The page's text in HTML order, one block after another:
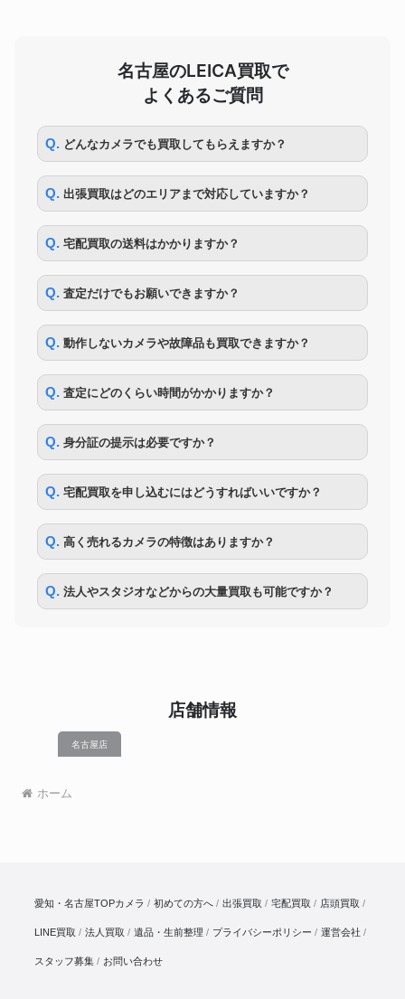
APOCHROMAT ボーグ125 屈
折望遠鏡 TELE VUE 7mm
NAGLER ASTRO 7×50 8°
Nikon 191,000円
コンタックス
Contax コンタックス
二眼レフ
167,000円
ズノー 347,000円
OLYMPUS オリンパス
大量まとめて デジタルカメラ
Canon・SONY・Nikon・
Panasonic・FUJIFILMなど
SONY α7RⅤ ILCE-7RM5 ソ
ニー
一眼レフ
PENTAX ペンタックス 中判デ
ジタル一眼レフカメラ 645Z
名古屋のLEICA買取で
よくあるご質問
Q. どんなカメラでも買取してもらえますか？
Q. 出張買取はどのエリアまで対応していますか？
Q. 宅配買取の送料はかかりますか？
Q. 査定だけでもお願いできますか？
Q. 動作しないカメラや故障品も買取できますか？
Q. 査定にどのくらい時間がかかりますか？
Q. 身分証の提示は必要ですか？
Q. 宅配買取を申し込むにはどうすればいいですか？
Q. 高く売れるカメラの特徴はありますか？
Q. 法人やスタジオなどからの大量買取も可能ですか？
店舗情報
名古屋店
ホーム
愛知・名古屋TOPカメラ 初めての方へ 出張買取 宅配買取 店頭買取
LINE買取 法人買取 遺品・生前整理 プライバシーポリシー 運営会社
スタッフ募集 お問い合わせ